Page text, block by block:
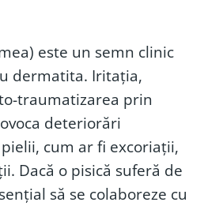
este un semn clinic
dermatita. Iritația,
traumatizarea prin
deteriorări
cum ar fi excoriații,
Dacă o pisică suferă de
să se colaboreze cu